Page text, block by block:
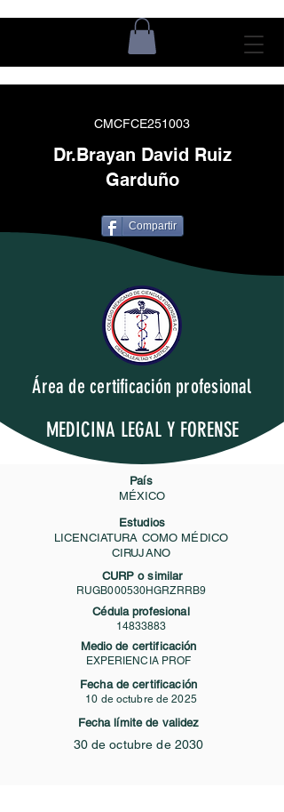
CMCFCE251003
Dr.Brayan David Ruiz
Garduño
Compartir
Área de certificación profesional
MEDICINA LEGAL Y FORENSE
País
MÉXICO
Estudios
LICENCIATURA COMO MÉDICO
CIRUJANO
CURP o similar
RUGB000530HGRZRRB9
Cédula profesional
14833883
Medio de certificación
EXPERIENCIA PROF
Fecha de certificación
10 de octubre de 2025
Fecha límite de validez
30 de octubre de 2030